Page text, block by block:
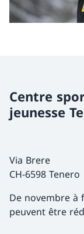
Centre
jeunesse
Via Brere
CH-6598 Tenero
De novembre à
peuvent être